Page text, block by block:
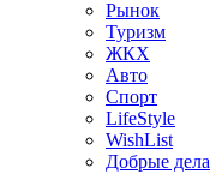
Рынок
Туризм
ЖКХ
Авто
Спорт
LifeStyle
WishList
Добрые дела